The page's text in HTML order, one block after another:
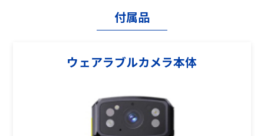
付属品
ウェアラブルカメラ本体